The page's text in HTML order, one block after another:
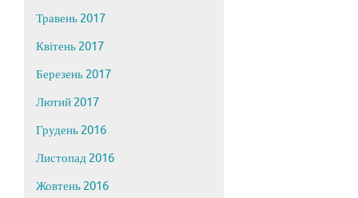
Травень 2017
Квітень 2017
Березень 2017
Лютий 2017
Грудень 2016
Листопад 2016
Жовтень 2016